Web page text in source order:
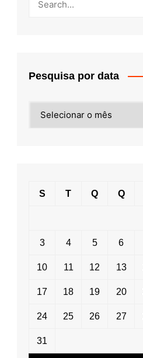
Pesquisa por data
por
S T Q Q
3 4 5 6
10 11 12 13
17 18 19 20
24 25 26 27
31